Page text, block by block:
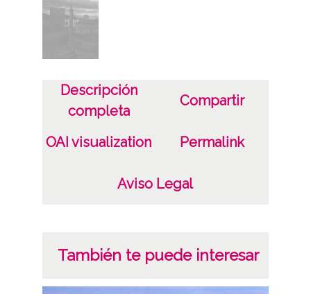
1969
Licencia de las imágenes
CC BY-NC-SA 4.0
Descripción
completa
Compartir
OAI visualization Permalink
Aviso Legal
También te puede interesar